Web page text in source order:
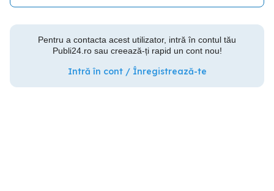
Pentru a contacta acest utilizator, intră în contul tău
Publi24.ro sau creează-ți rapid un cont nou!
Intră în cont / Înregistrează-te